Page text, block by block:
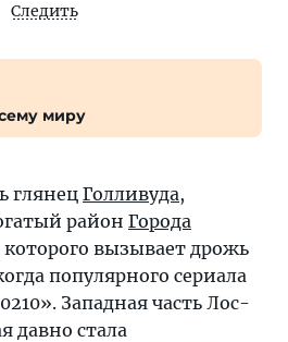
Следить
миру
глянец Голливуда,
район Города
которого вызывает дрожь
популярного сериала
Западная часть Лос-
давно стала